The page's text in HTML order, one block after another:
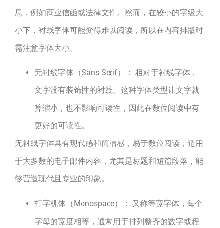
息，例如商业信函或法律文件。然而，在较小的字级大
小下，衬线字体可能变得难以阅读，所以在内容排版时
需注意字体大小。
无衬线字体（Sans-Serif）： 相对于衬线字体，
文字没有装饰性的衬线。这种字体类型让文字就
算缩小，也不影响可读性，因此在数位阅读中有
更好的可读性。
无衬线字体具有现代感和简洁感，易于数位阅读，适用
于大多数的电子邮件内容，尤其是标题和短篇段落，能
够营造现代且专业的印象。
打字机体（Monospace）： 又称等宽字体，每个
字母的宽度相等，通常用于排列整齐的数字或程